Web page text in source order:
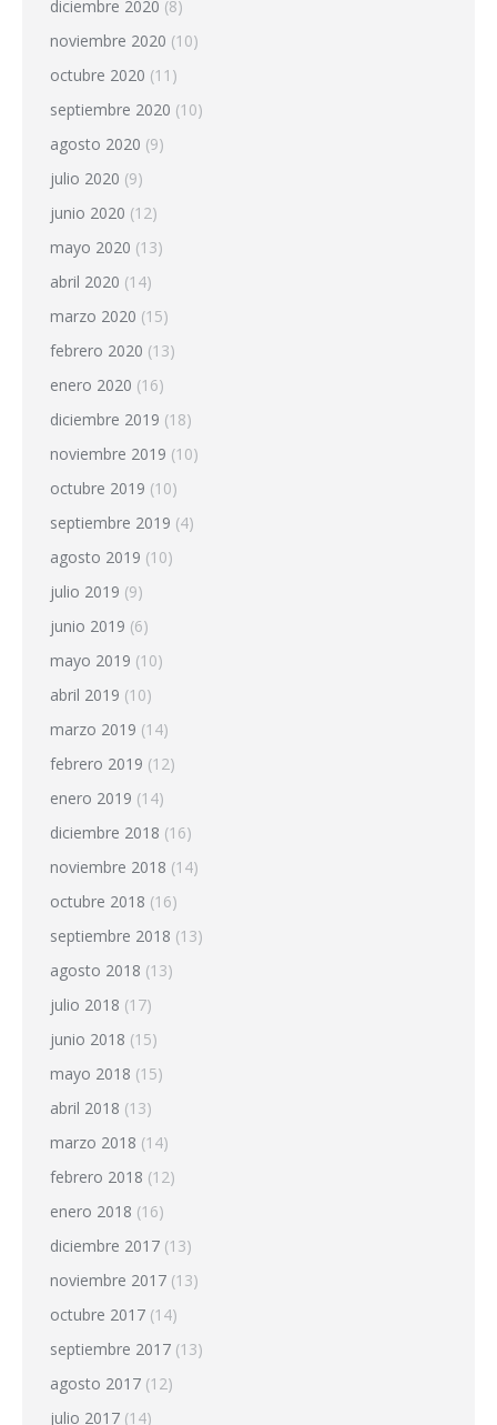
diciembre 2020 (8)
noviembre 2020 (10)
octubre 2020 (11)
septiembre 2020 (10)
agosto 2020 (9)
julio 2020 (9)
junio 2020 (12)
mayo 2020 (13)
abril 2020 (14)
marzo 2020 (15)
febrero 2020 (13)
enero 2020 (16)
diciembre 2019 (18)
noviembre 2019 (10)
octubre 2019 (10)
septiembre 2019 (4)
agosto 2019 (10)
julio 2019 (9)
junio 2019 (6)
mayo 2019 (10)
abril 2019 (10)
marzo 2019 (14)
febrero 2019 (12)
enero 2019 (14)
diciembre 2018 (16)
noviembre 2018 (14)
octubre 2018 (16)
septiembre 2018 (13)
agosto 2018 (13)
julio 2018 (17)
junio 2018 (15)
mayo 2018 (15)
abril 2018 (13)
marzo 2018 (14)
febrero 2018 (12)
enero 2018 (16)
diciembre 2017 (13)
noviembre 2017 (13)
octubre 2017 (14)
septiembre 2017 (13)
agosto 2017 (12)
julio 2017 (14)